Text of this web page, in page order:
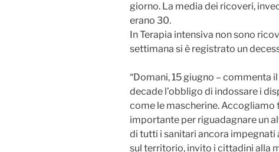
giorno. La media dei ricoveri,
erano 30.
In Terapia intensiva non sono
settimana si è registrato un
“Domani, 15 giugno – commenta
decade l’obbligo di indossare i
come le mascherine.
importante per riguadagnare un
di tutti i sanitari ancora impegnati
sul territorio, invito i cittadini alla